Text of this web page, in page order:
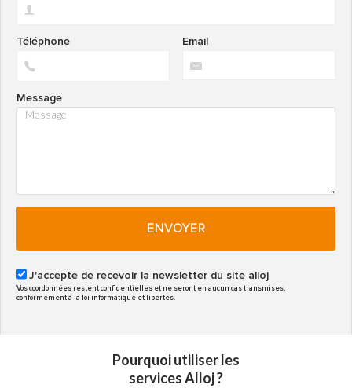
Email
Téléphone
Message
ENVOYER
J'accepte de recevoir la newsletter du site alloj
Vos coordonnées restent confidentielles et ne seront en aucun cas transmises,
conformément à la loi informatique et libertés.
Pourquoi utiliser les
services Alloj ?